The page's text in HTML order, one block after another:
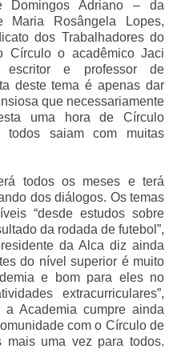
Domingos Adriano – da
Maria Rosângela Lopes,
dos Trabalhadores do
Círculo o acadêmico Jaci
escritor e professor de
deste tema é apenas dar
que necessariamente
uma hora de Círculo
todos saiam com muitas
todos os meses e terá
dos diálogos. Os temas
“desde estudos sobre
da rodada de futebol”,
da Alca diz ainda
do nível superior é muito
e bom para eles no
extracurriculares”,
a Academia cumpre ainda
com o Círculo de
mais uma vez para todos.